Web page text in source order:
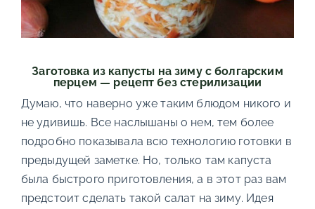
Заготовка из капусты на зиму с болгарским
перцем — рецепт без стерилизации
Думаю, что наверно уже таким блюдом никого и
не удивишь. Все наслышаны о нем, тем более
подробно показывала всю технологию готовки в
предыдущей заметке. Но, только там капуста
была быстрого приготовления, а в этот раз вам
предстоит сделать такой салат на зиму. Идея